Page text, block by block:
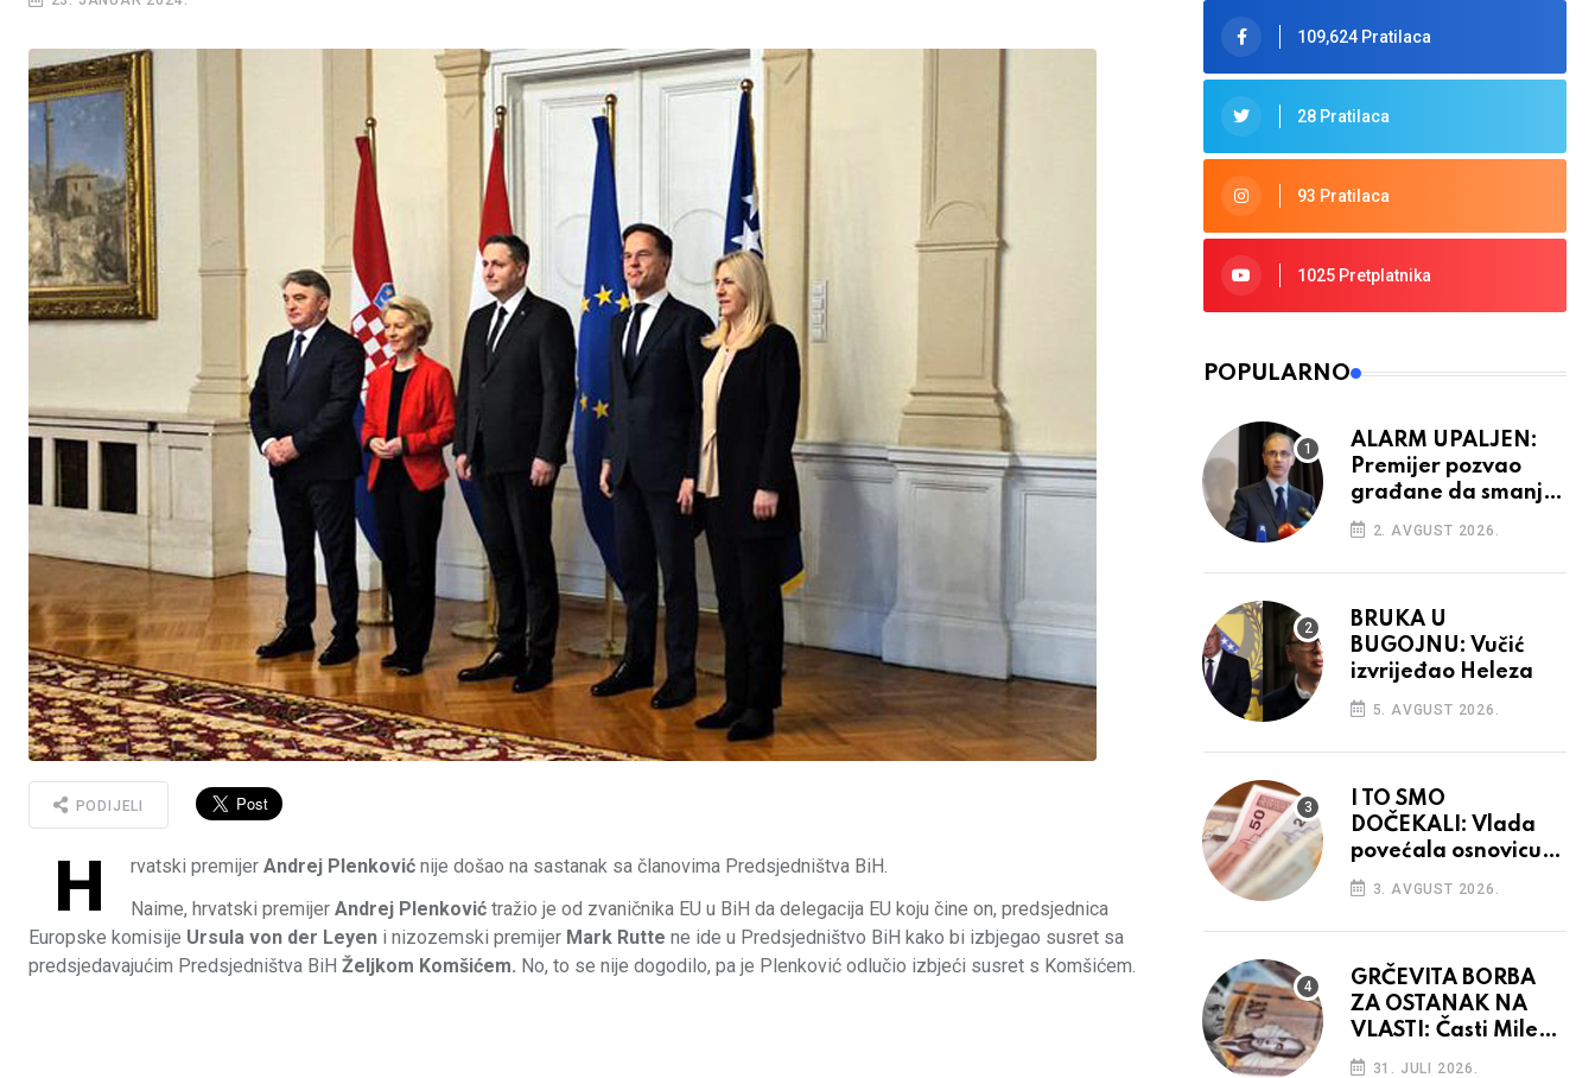
PODIJELI
H rvatski premijer Andrej Plenković nije došao na sastanak sa članovima Predsjedništva BiH.
Naime, hrvatski premijer Andrej Plenković tražio je od zvaničnika EU u BiH da delegacija EU koju čine on, predsjednica
Europske komisije Ursula von der Leyen i nizozemski premijer Mark Rutte ne ide u Predsjedništvo BiH kako bi izbjegao susret sa
predsjedavajućim Predsjedništva BiH Željkom Komšićem. No, to se nije dogodilo, pa je Plenković odlučio izbjeći susret s Komšićem.
109,624 Pratilaca
28 Pratilaca
93 Pratilaca
1025 Pretplatnika
POPULARNO
ALARM UPALJEN:
Premijer pozvao
građane da smanje
potrošnju struje
2. AVGUST 2026.
BRUKA U
BUGOJNU: Vučić
izvrijeđao Heleza
5. AVGUST 2026.
I TO SMO
DOČEKALI: Vlada
povećala osnovicu
za obračun plaća
budžetskim
korisnicima
3. AVGUST 2026.
GRČEVITA BORBA
ZA OSTANAK NA
VLASTI: Časti Mile
narodnim parama
31. JULI 2026.